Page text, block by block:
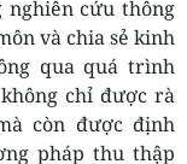
nghiên cứu thông
và chia sẻ kinh
qua quá trình
chỉ được rà
còn được định
pháp thu thập